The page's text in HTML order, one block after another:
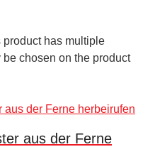
product has multiple
chosen on the product
aus der Ferne